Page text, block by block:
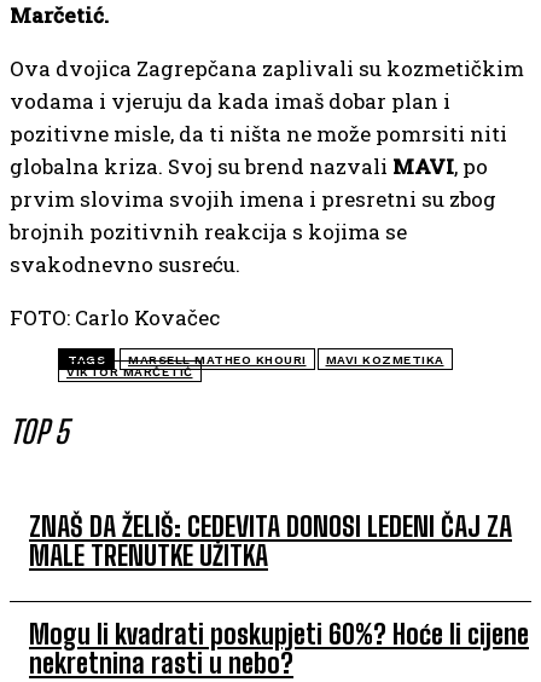
Marčetić.
Ova dvojica Zagrepčana zaplivali su kozmetičkim
vodama i vjeruju da kada imaš dobar plan i
pozitivne misle, da ti ništa ne može pomrsiti niti
globalna kriza. Svoj su brend nazvali MAVI, po
prvim slovima svojih imena i presretni su zbog
brojnih pozitivnih reakcija s kojima se
svakodnevno susreću.
FOTO: Carlo Kovačec
TAGS MARSELL MATHEO KHOURI
MAVI KOZMETIKA
VIKTOR MARČETIĆ
TOP 5
ZNAŠ DA ŽELIŠ: CEDEVITA DONOSI LEDENI ČAJ ZA
MALE TRENUTKE UŽITKA
Mogu li kvadrati poskupjeti 60%? Hoće li cijene
nekretnina rasti u nebo?